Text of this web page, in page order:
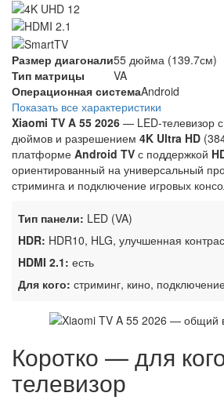
Размер диагонали55 дюйма (139.7см)
Тип матрицы
VA
Операционная системаAndroid
Показать все характеристики
Xiaomi TV A 55 2026 — LED-телевизор
дюймов и разрешением 4K Ultra HD
платформе Android TV с поддержкой
ориентированный на универсальный
стриминга и подключение игровых
Тип панели: LED (VA)
HDR: HDR10, HLG, улучшенная
HDMI 2.1: есть
Для кого: стриминг, кино,
Коротко — для
телевизор